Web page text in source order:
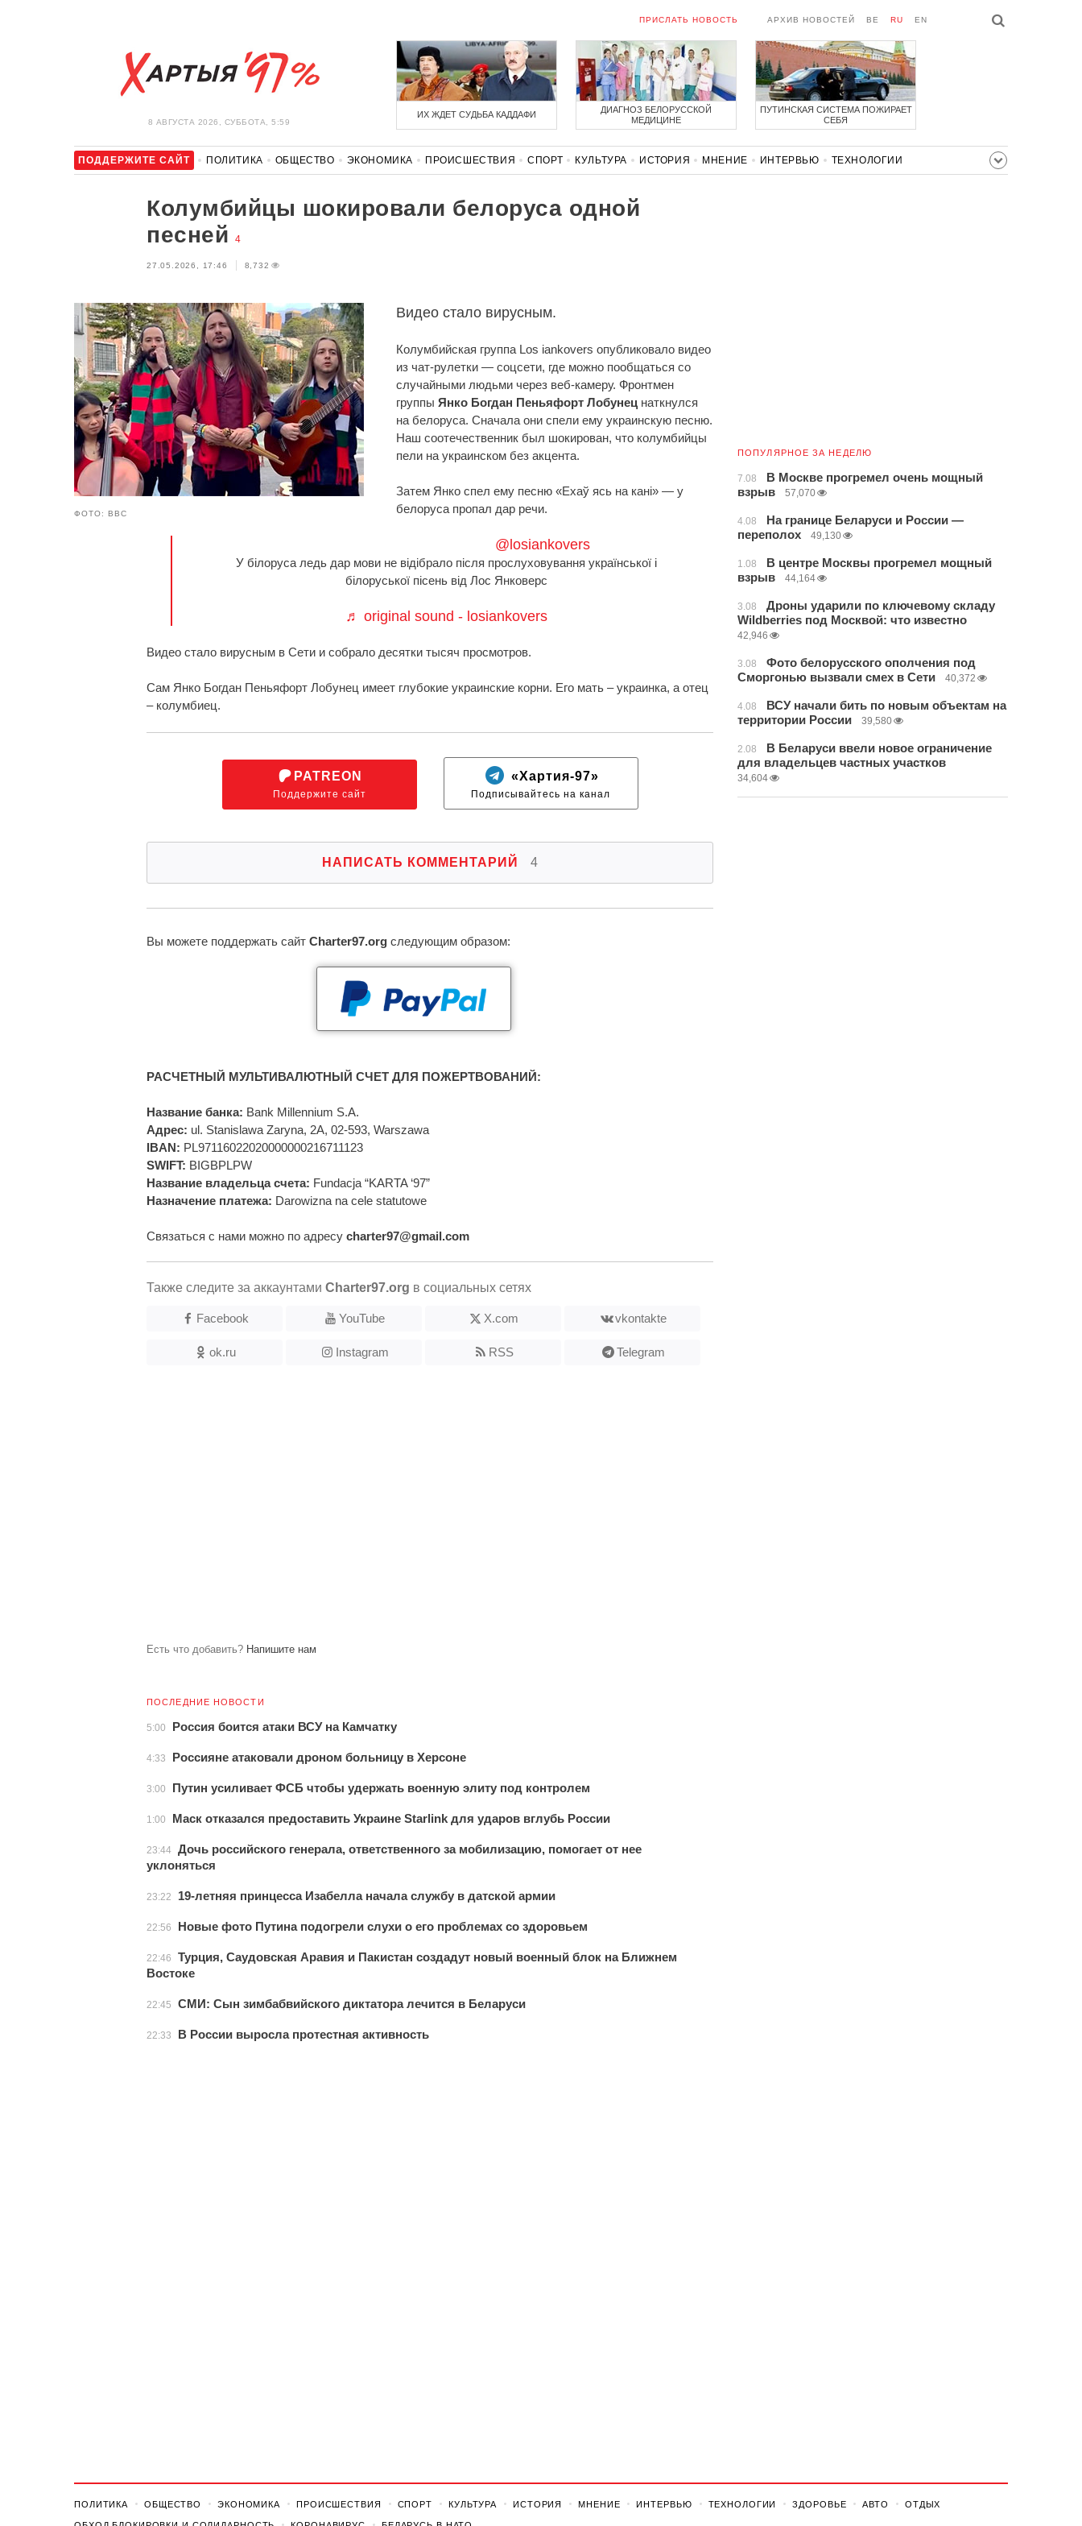
8 АВГУСТА 2026, СУББОТА, 5:59
ПРИСЛАТЬ НОВОСТЬ АРХИВ НОВОСТЕЙ BE RU EN
ИХ ЖДЕТ СУДЬБА КАДДАФИ
ДИАГНОЗ БЕЛОРУССКОЙ
МЕДИЦИНЕ
ПУТИНСКАЯ СИСТЕМА ПОЖИРАЕТ
СЕБЯ
ПОДДЕРЖИТЕ САЙТ ПОЛИТИКА ОБЩЕСТВО ЭКОНОМИКА ПРОИСШЕСТВИЯ СПОРТ КУЛЬТУРА ИСТОРИЯ МНЕНИЕ ИНТЕРВЬЮ
ТЕХНОЛОГИИ
Колумбийцы шокировали белоруса одной
песней
4
27.05.2026, 17:46 8,732
ФОТО: ВВС
Видео стало вирусным.
Колумбийская группа Los iankovers опубликовало видео
из чат-рулетки — соцсети, где можно пообщаться со
случайными людьми через веб-камеру. Фронтмен
группы Янко Богдан Пеньяфорт Лобунец наткнулся
на белоруса. Сначала они спели ему украинскую песню.
Наш соотечественник был шокирован, что колумбийцы
пели на украинском без акцента.
Затем Янко спел ему песню «Ехаў ясь на канi» — у
белоруса пропал дар речи.
@losiankovers
У білоруса ледь дар мови не відібрало після прослуховування української і
білоруської пісень від Лос Янковерс
♬ original sound - losiankovers
Видео стало вирусным в Сети и собрало десятки тысяч просмотров.
Сам Янко Богдан Пеньяфорт Лобунец имеет глубокие украинские корни. Его мать – украинка, а отец
– колумбиец.
PATREON
Поддержите сайт
«Хартия-97»
Подписывайтесь на канал
НАПИСАТЬ КОММЕНТАРИЙ 4
Вы можете поддержать сайт Charter97.org следующим образом:
РАСЧЕТНЫЙ МУЛЬТИВАЛЮТНЫЙ СЧЕТ ДЛЯ ПОЖЕРТВОВАНИЙ:
Название банка: Bank Millennium S.A.
Адрес: ul. Stanislawa Zaryna, 2A, 02-593, Warszawa
IBAN: PL97116022020000000216711123
SWIFT: BIGBPLPW
Название владельца счета: Fundacja “KARTA ‘97”
Назначение платежа: Darowizna na cele statutowe
Связаться с нами можно по адресу charter97@gmail.com
Также следите за аккаунтами Charter97.org в социальных сетях
Facebook YouTube X.com vkontakte
ok.ru Instagram RSS Telegram
Есть что добавить? Напишите нам
ПОСЛЕДНИЕ НОВОСТИ
5:00 Россия боится атаки ВСУ на Камчатку
4:33 Россияне атаковали дроном больницу в Херсоне
3:00 Путин усиливает ФСБ чтобы удержать военную элиту под контролем
1:00 Маск отказался предоставить Украине Starlink для ударов вглубь России
23:44 Дочь российского генерала, ответственного за мобилизацию, помогает от нее
уклоняться
23:22 19-летняя принцесса Изабелла начала службу в датской армии
22:56 Новые фото Путина подогрели слухи о его проблемах со здоровьем
22:46
Турция, Саудовская Аравия и Пакистан создадут новый военный блок на Ближнем
Востоке
22:45 СМИ: Сын зимбабвийского диктатора лечится в Беларуси
22:33 В России выросла протестная активность
ПОПУЛЯРНОЕ ЗА НЕДЕЛЮ
7.08
В Москве прогремел очень мощный
взрыв
57,070
4.08
На границе Беларуси и России —
переполох
49,130
1.08
В центре Москвы прогремел мощный
взрыв
44,164
3.08
Дроны ударили по ключевому складу
Wildberries под Москвой: что известно
42,946
3.08
Фото белорусского ополчения под
Сморгонью вызвали смех в Сети
40,372
4.08
ВСУ начали бить по новым объектам на
территории России
39,580
2.08
В Беларуси ввели новое ограничение
для владельцев частных участков
34,604
ПОЛИТИКА ОБЩЕСТВО ЭКОНОМИКА ПРОИСШЕСТВИЯ СПОРТ КУЛЬТУРА ИСТОРИЯ МНЕНИЕ ИНТЕРВЬЮ ТЕХНОЛОГИИ ЗДОРОВЬЕ АВТО ОТДЫХ